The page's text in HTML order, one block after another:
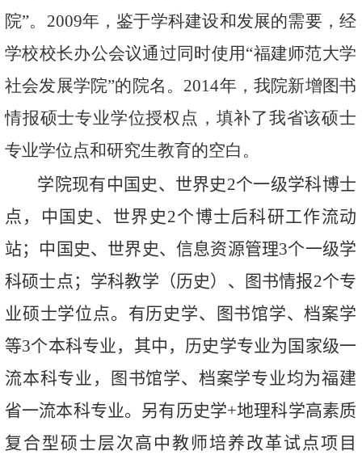
院”。 2009年，鉴于学科建设和发展的需要，经
学校校长办公会议通过同时使用“福建师范大学
社会发展学院”的院名。 2014年，我院新增图书
情报硕士专业学位授权点，填补了我省该硕士
专业学位点和研究生教育的空白。
学院现有中国史、世界史2个一级学科博士
点，中国史、世界史2个博士后科研工作流动
站；中国史、世界史、信息资源管理3个一级学
科硕士点；学科教学（历史）、图书情报2个专
业硕士学位点。有历史学、图书馆学、档案学
等3个本科专业，其中，历史学专业为国家级一
流本科专业，图书馆学、档案学专业均为福建
省一流本科专业。另有历史学+地理科学高素质
复合型硕士层次高中教师培养改革试点项目